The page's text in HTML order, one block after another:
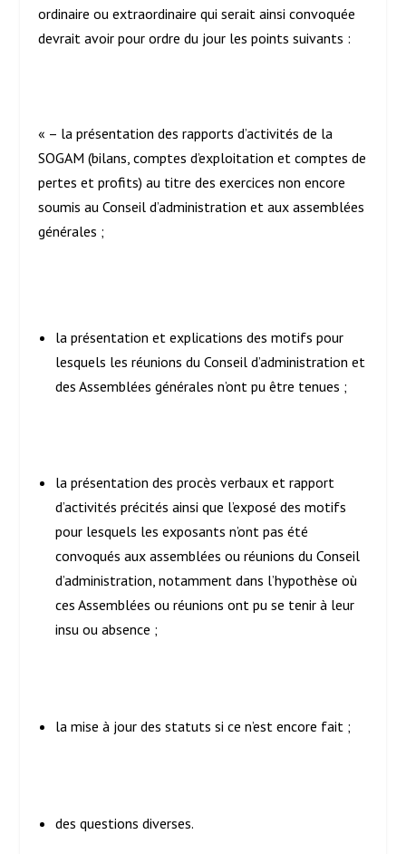
ordinaire ou extraordinaire qui serait ainsi convoquée
devrait avoir pour ordre du jour les points suivants :
« – la présentation des rapports d’activités de la
SOGAM (bilans, comptes d’exploitation et comptes de
pertes et profits) au titre des exercices non encore
soumis au Conseil d’administration et aux assemblées
générales ;
la présentation et explications des motifs pour
lesquels les réunions du Conseil d’administration et
des Assemblées générales n’ont pu être tenues ;
la présentation des procès verbaux et rapport
d’activités précités ainsi que l’exposé des motifs
pour lesquels les exposants n’ont pas été
convoqués aux assemblées ou réunions du Conseil
d’administration, notamment dans l’hypothèse où
ces Assemblées ou réunions ont pu se tenir à leur
insu ou absence ;
la mise à jour des statuts si ce n’est encore fait ;
des questions diverses.